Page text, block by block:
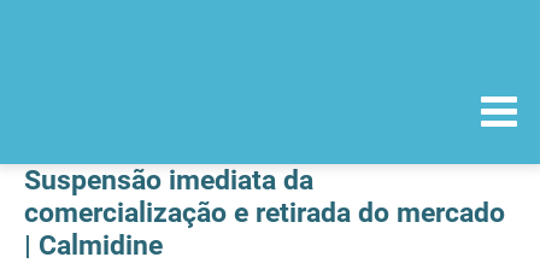
Suspensão imediata da
comercialização e retirada do mercado
| Calmidine